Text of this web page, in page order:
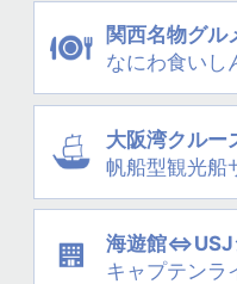
関西名物グル
なにわ食いし
大阪湾クルー
帆船型観光船
海遊館⇔USJ
キャプテンラ